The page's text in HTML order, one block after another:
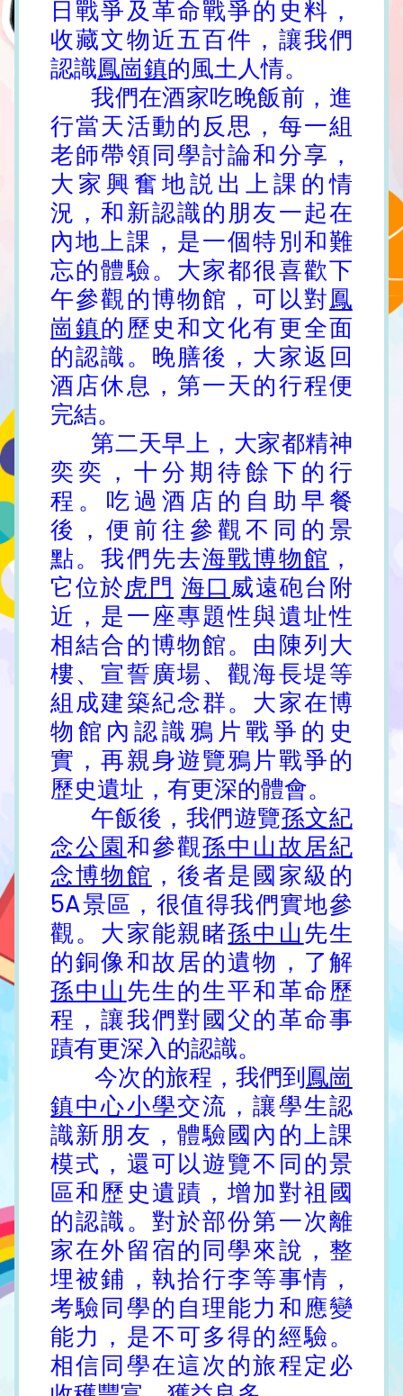
日戰爭及革命戰爭的史料，
收藏文物近五百件，讓我們
認識鳳崗鎮的風土人情。
我們在酒家吃晚飯前，進
行當天活動的反思，每一組
老師帶領同學討論和分享，
大家興奮地説出上課的情
況，和新認識的朋友一起在
內地上課，是一個特別和難
忘的體驗。大家都很喜歡下
午參觀的博物館，可以對鳳
崗鎮的歷史和文化有更全面
的認識。晚膳後，大家返回
酒店休息，第一天的行程便
完結。
第二天早上，大家都精神
奕奕，十分期待餘下的行
程。吃過酒店的自助早餐
後，便前往參觀不同的景
點。我們先去海戰博物館 ，
它位於虎門 海口威遠砲台附
近，是一座專題性與遺址性
相結合的博物館。由陳列大
樓、宣誓廣場、觀海長堤等
組成建築紀念群。大家在博
物館內認識鴉片戰爭的史
實，再親身遊覽鴉片戰爭的
歷史遺址，有更深的體會。
午飯後，我們遊覽孫文紀
念公園和參觀孫中山故居紀
念博物館 ，後者是國家級的
5A景區，很值得我們實地參
觀。大家能親睹孫中山先生
的銅像和故居的遺物，了解
孫中山先生的生平和革命歷
程，讓我們對國父的革命事
蹟有更深入的認識。
今次的旅程，我們到鳳崗
鎮中心小學交流，讓學生認
識新朋友，體驗國內的上課
模式，還可以遊覽不同的景
區和歷史遺蹟，增加對祖國
的認識。對於部份第一次離
家在外留宿的同學來說，整
埋被鋪，執拾行李等事情，
考驗同學的自理能力和應變
能力，是不可多得的經驗。
相信同學在這次的旅程定必